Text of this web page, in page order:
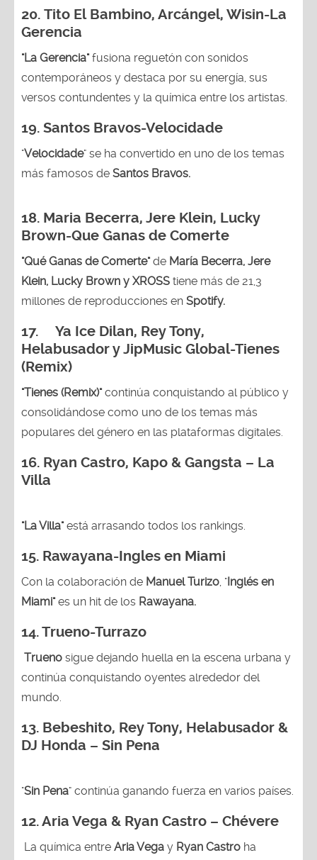
20. Tito El Bambino, Arcángel, Wisin-La
Gerencia
"La Gerencia"fusiona reguetón con sonidos
contemporáneos y destaca por su energía, sus
versos contundentes y la química entre los artistas.
19. Santos Bravos-Velocidade
"Velocidade" se ha convertido en uno de los temas
más famosos de Santos Bravos.
18. Maria Becerra, Jere Klein, Lucky
Brown-Que Ganas de Comerte
"Qué Ganas de Comerte"de María Becerra, Jere
Klein, Lucky Brown y XROSS tiene más de 21,3
millones de reproducciones en Spotify.
17. Ya Ice Dilan, Rey Tony,
Helabusador y JipMusic Global-Tienes
(Remix)
"Tienes (Remix)"continúa conquistando al público y
consolidándose como uno de los temas más
populares del género en las plataformas digitales.
16. Ryan Castro, Kapo & Gangsta – La
Villa
"La Villa"está arrasando todos los rankings.
15. Rawayana-Ingles en Miami
Con la colaboración de Manuel Turizo, "Inglés en
Miami"es un hit de los Rawayana.
14.Trueno-Turrazo
Trueno sigue dejando huella en la escena urbana y
continúa conquistando oyentes alrededor del
mundo.
13. Bebeshito, Rey Tony, Helabusador &
DJ Honda – Sin Pena
"Sin Pena" continúa ganando fuerza en varios países.
12. Aria Vega & Ryan Castro – Chévere
La química entre Aria Vega y Ryan Castro ha